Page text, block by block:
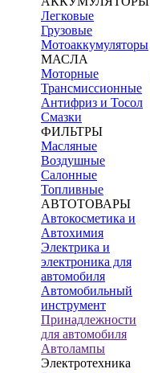
Легковые
Грузовые
Мотоаккумуляторы
МАСЛА
Моторные
Трансмиссионные
Антифриз и Тосол
Смазки
ФИЛЬТРЫ
Масляные
Воздушные
Салонные
Топливные
АВТОТОВАРЫ
Автокосметика и
Автохимия
Электрика и
электроника для
автомобиля
Автомобильный
инструмент
Принадлежности
для автомобиля
Автолампы
Электротехника